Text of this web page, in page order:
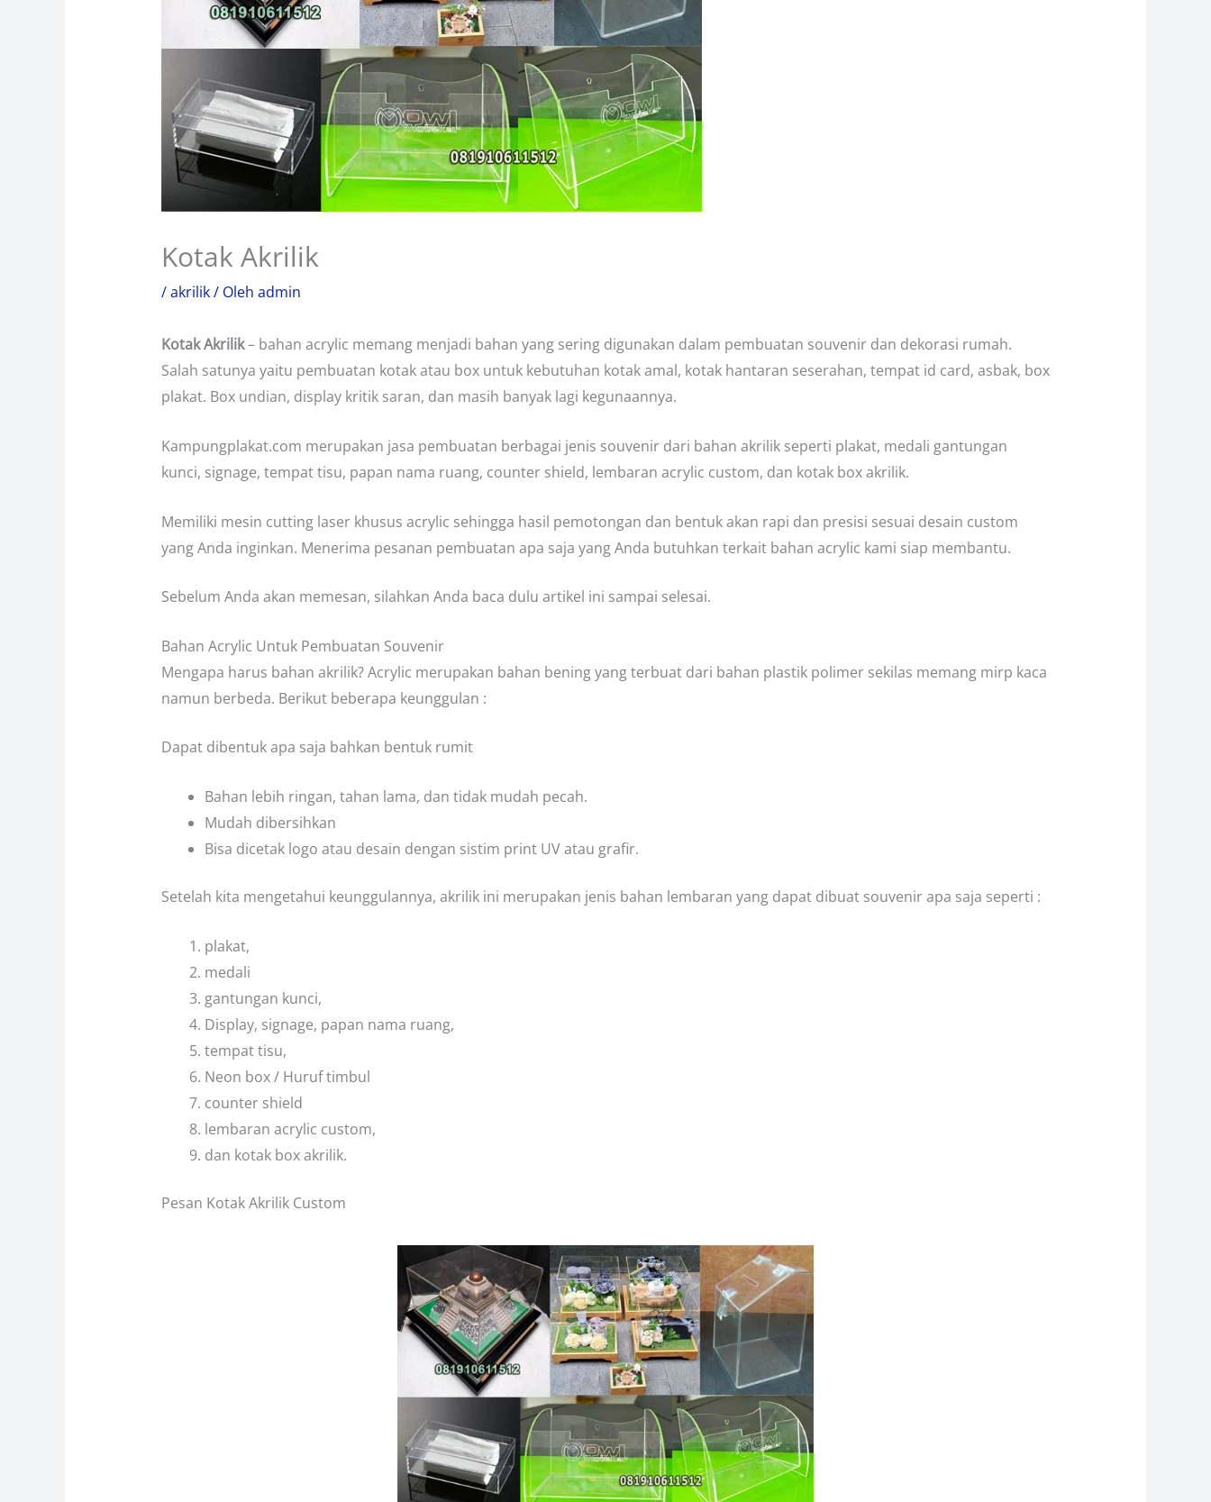
Kotak Akrilik
/akrilik/ Oleh admin
Kotak Akrilik– bahan acrylic memang menjadi bahan yang sering digunakan dalam pembuatan souvenir dan dekorasi rumah.
Salah satunya yaitu pembuatan kotak atau box untuk kebutuhan kotak amal, kotak hantaran seserahan, tempat id card, asbak, box
plakat. Box undian, display kritik saran, dan masih banyak lagi kegunaannya.
Kampungplakat.com merupakan jasa pembuatan berbagai jenis souvenir dari bahan akrilik seperti plakat, medali gantungan
kunci, signage, tempat tisu, papan nama ruang, counter shield, lembaran acrylic custom, dan kotak box akrilik.
Memiliki mesin cutting laser khusus acrylic sehingga hasil pemotongan dan bentuk akan rapi dan presisi sesuai desain custom
yang Anda inginkan. Menerima pesanan pembuatan apa saja yang Anda butuhkan terkait bahan acrylic kami siap membantu.
Sebelum Anda akan memesan, silahkan Anda baca dulu artikel ini sampai selesai.
Bahan Acrylic Untuk Pembuatan Souvenir
Mengapa harus bahan akrilik? Acrylic merupakan bahan bening yang terbuat dari bahan plastik polimer sekilas memang mirp kaca
namun berbeda. Berikut beberapa keunggulan :
Dapat dibentuk apa saja bahkan bentuk rumit
Bahan lebih ringan, tahan lama, dan tidak mudah pecah.
Mudah dibersihkan
Bisa dicetak logo atau desain dengan sistim print UV atau grafir.
Setelah kita mengetahui keunggulannya, akrilik ini merupakan jenis bahan lembaran yang dapat dibuat souvenir apa saja seperti :
plakat,
medali
gantungan kunci,
Display, signage, papan nama ruang,
tempat tisu,
Neon box / Huruf timbul
counter shield
lembaran acrylic custom,
dan kotak box akrilik.
Pesan Kotak Akrilik Custom